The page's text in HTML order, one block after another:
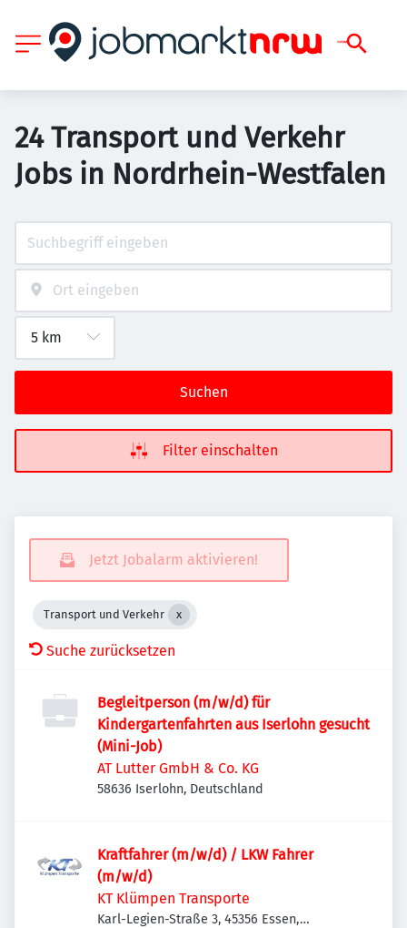
24 Transport und Verkehr
Jobs in Nordrhein-Westfalen
Suchen
Filter einschalten
Jetzt Jobalarm aktivieren!
Transport und Verkehr
Suche zurücksetzen
Begleitperson (m/w/d) für
Kindergartenfahrten aus Iserlohn gesucht
(Mini-Job)
AT Lutter GmbH & Co. KG
58636 Iserlohn, Deutschland
Kraftfahrer (m/w/d) / LKW Fahrer
(m/w/d)
KT Klümpen Transporte
Karl-Legien-Straße 3, 45356 Essen,